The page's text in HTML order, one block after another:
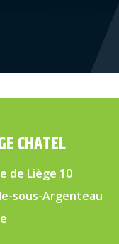
CHATEL
de Liège 10
sous-Argenteau